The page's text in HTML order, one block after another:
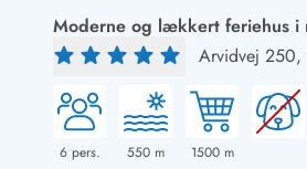
Last minute
Nyheder
Nyheder hos Esmark Med swimmingpool
Nyrenoverede sommerhuse
Sommerhuse med slutrengøring inklusive
Sommerhuse tæt ved vandet
Moderne og lækkert feriehus i
Arvidvej 250,
6pers. 550 m 1500m